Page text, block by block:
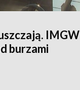
IMGW
burzami